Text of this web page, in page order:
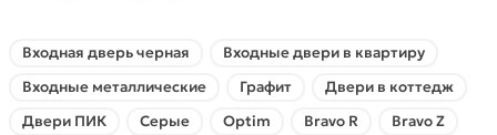
Входная дверь черная
Входные двери в квартиру
Входные металлические
Графит
Двери в коттедж
Двери ПИК
Серые Optim Bravo R
Bravo Z